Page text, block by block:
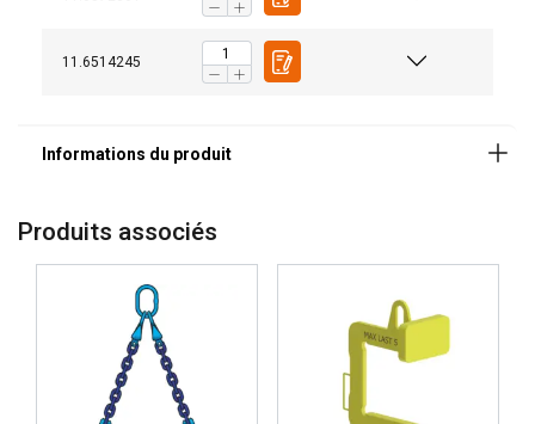
11.6514245
Produits associés
ENGLISH TRANSLATION
FRENCH
Ce site Web utilise des cookies
Nous utilisons des cookies pour personnaliser le
contenu, les publicités et analyser notre trafic.
Nous partageons également des informations
sur votre utilisation de notre site avec nos
partenaires de publicité et d"analyse qui